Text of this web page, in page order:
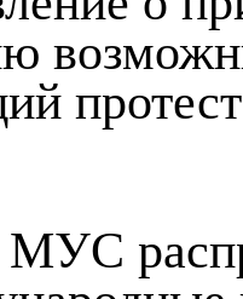
года
в
о